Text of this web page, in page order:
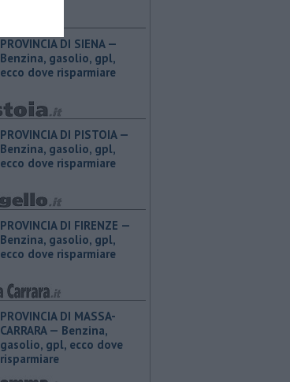
PROVINCIA DI SIENA — ​
Benzina, gasolio, gpl,
ecco dove risparmiare
PROVINCIA DI PISTOIA — ​
Benzina, gasolio, gpl,
ecco dove risparmiare
PROVINCIA DI FIRENZE — ​
Benzina, gasolio, gpl,
ecco dove risparmiare
PROVINCIA DI MASSA-
CARRARA — ​Benzina,
gasolio, gpl, ecco dove
risparmiare